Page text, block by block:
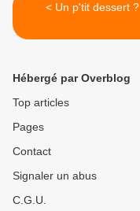
< Un p'tit dessert ?
Hébergé par Overblog
Top articles
Pages
Contact
Signaler un abus
C.G.U.